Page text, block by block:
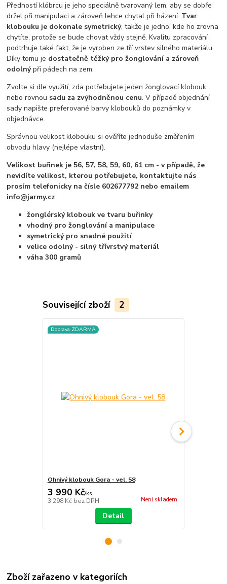
Předností klóbrcu je jeho speciálně tvarovaný lem, aby se dobře
držel při manipulaci a zároveň lehce chytal při házení. Tvar
klobouku je dokonale symetrický, takže je jedno, kde ho zrovna
chytíte, protože se bude chovat vždy stejně. Kvalitu zpracování
podtrhuje také fakt, že je vyroben ze tří vrstev silného materiálu.
Díky tomu je dostatečně těžký pro žonglování a zároveň
odolnýpři pádech na zem.
Zvolte si dle využití, zda potřebujete jeden žonglovací klobouk
nebo rovnou sadu za zvýhodněnou cenu. V případě objednání
sady napište preferované barvy klobouků do poznámky v
objednávce.
Správnou velikost klobouku si ověříte jednoduše změřením
obvodu hlavy (nejlépe vlastní).
Velikost buřinek je 56, 57, 58, 59, 60, 61 cm - v případě, že
nevidíte velikost, kterou potřebujete, kontaktujte nás
prosím telefonicky na čísle 602677792 nebo emailem
info@jarmy.cz
žonglérský klobouk ve tvaru buřinky
vhodný pro žonglování a manipulace
symetrický pro snadné použití
velice odolný - silný třívrstvý materiál
váha 300 gramů
Související zboží 2
Doprava ZDARMA
Ohnivý klobouk Gora - vel. 58
3 990 Kč/ks
3 298 Kč bez DPH Není skladem
Detail
Zboží zařazeno v kategoriích